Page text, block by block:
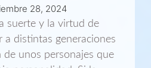
28, 2024
suerte y la virtud de
a distintas generaciones
unos personajes que